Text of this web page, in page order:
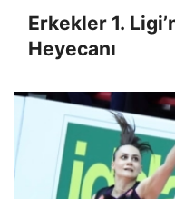
Erkekler 1.
Heyecanı